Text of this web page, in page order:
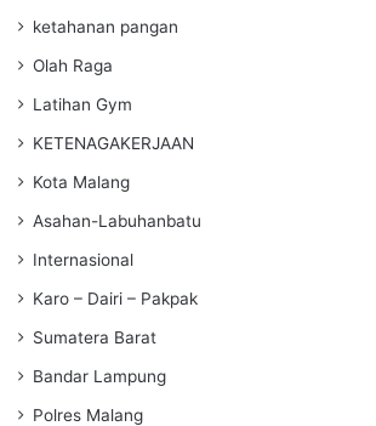
ketahanan pangan
Olah Raga
Latihan Gym
KETENAGAKERJAAN
Kota Malang
Asahan-Labuhanbatu
Internasional
Karo – Dairi – Pakpak
Sumatera Barat
Bandar Lampung
Polres Malang